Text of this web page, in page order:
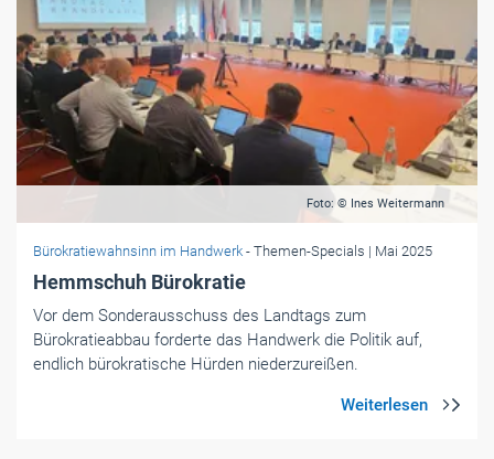
Foto: © Ines Weitermann
Bürokratiewahnsinn im Handwerk - Themen-Specials | Mai 2025
Hemmschuh Bürokratie
Vor dem Sonderausschuss des Landtags zum
Bürokratieabbau forderte das Handwerk die Politik auf,
endlich bürokratische Hürden niederzureißen.